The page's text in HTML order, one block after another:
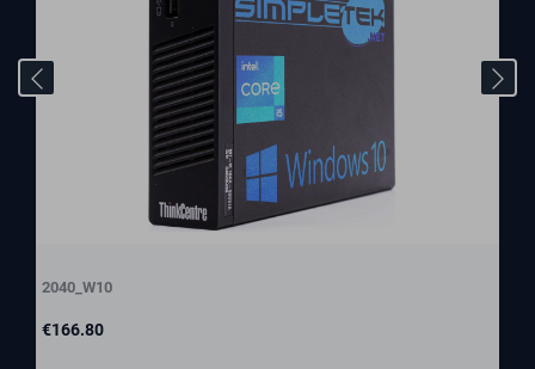
2040_W10
Price
€166.80